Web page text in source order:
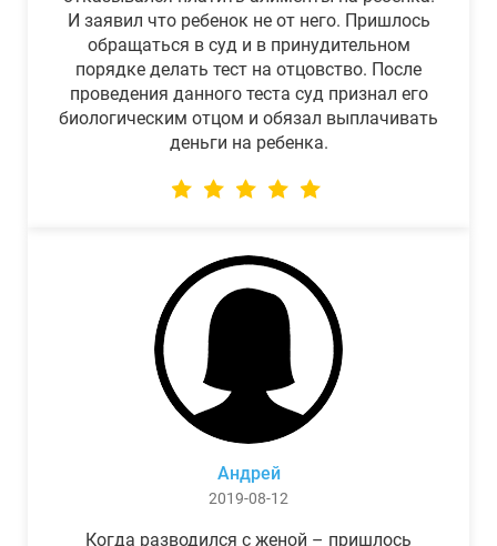
И заявил что ребенок не от него. Пришлось
обращаться в суд и в принудительном
порядке делать тест на отцовство. После
проведения данного теста суд признал его
биологическим отцом и обязал выплачивать
деньги на ребенка.
Андрей
2019-08-12
Когда разводился с женой – пришлось